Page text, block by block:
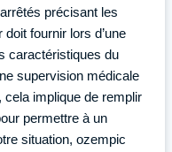
précisant les
fournir lors d’une
caractéristiques du
supervision médicale
cela implique de remplir
permettre à un
situation, ozempic